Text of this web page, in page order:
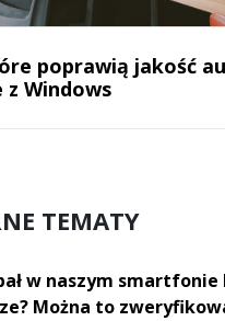
poprawią jakość
Windows
TEMATY
w naszym smartfonie
Można to